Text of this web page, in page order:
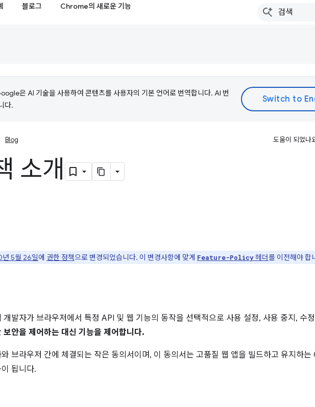
블로그 Chrome의 새로운 기능
은 AI 기술을 사용하여 콘텐츠를 사용자의 기본 언어로 번역합니다. AI 번
다.
Blog 도움이 되었나
소개
5월 26일에 권한 정책으로 변경되었습니다. 이 변경사항에 맞게 Feature-Policy헤더를 이전해야 합
개발자가 브라우저에서 특정 API 및 웹 기능의 동작을 선택적으로 사용 설정, 사용 중지, 수
보안을 제어하는 대신 기능을 제어합니다.
브라우저 간에 체결되는 작은 동의서이며, 이 동의서는 고품질 웹 앱을 빌드하고 유지하
됩니다.